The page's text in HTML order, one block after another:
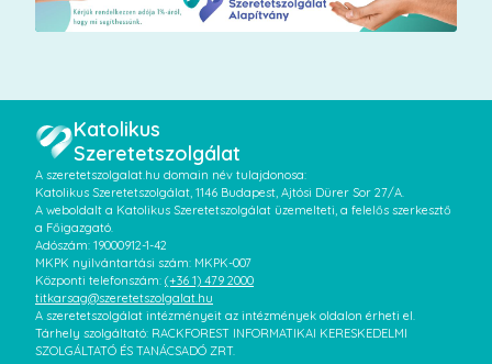
Katolikus
Szeretetszolgálat
A szeretetszolgalat.hu domain név tulajdonosa:
Katolikus Szeretetszolgálat, 1146 Budapest, Ajtósi Dürer Sor 27/A.
A weboldalt a Katolikus Szeretetszolgálat üzemelteti, a felelős szerkesztő
a Főigazgató.
Adószám: 19000912-1-42
MKPK nyilvántartási szám: MKPK-007
Központi telefonszám: (+36 1) 479 2000
titkarsag@szeretetszolgalat.hu
A szeretetszolgálat intézményeit az intézmények oldalon érheti el.
Tárhely szolgáltató: RACKFOREST INFORMATIKAI KERESKEDELMI
SZOLGÁLTATÓ ÉS TANÁCSADÓ ZRT.